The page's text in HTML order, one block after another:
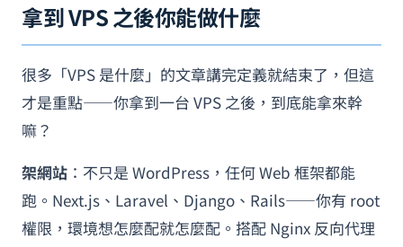
拿到 VPS 之後你能做什麼
很多「VPS 是什麼」的文章講完定義就結束了，但這
才是重點——你拿到一台 VPS 之後，到底能拿來幹
嘛？
架網站 ：不只是 WordPress，任何 Web 框架都能
跑。Next.js、Laravel、Django、Rails——你有 root
權限，環境想怎麼配就怎麼配。搭配 Nginx 反向代理